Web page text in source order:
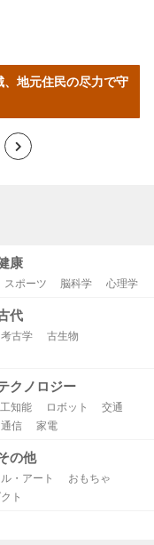
地元住民の尽力で守
>
康
スポーツ 脳科学 心理学
代
古学 古生物
クノロジー
知能 ロボット
交通
信
家電
の他
・アート
おもちゃ
ト